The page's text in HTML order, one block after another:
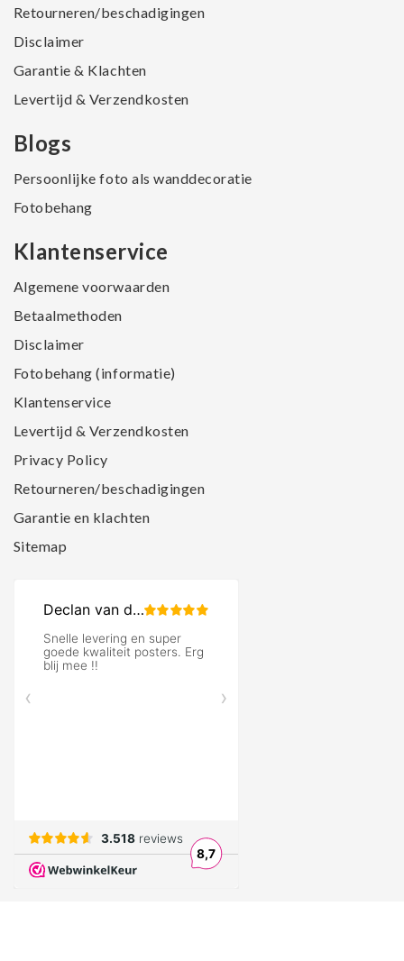
Retourneren/beschadigingen
Disclaimer
Garantie & Klachten
Levertijd & Verzendkosten
Blogs
Persoonlijke foto als wanddecoratie
Fotobehang
Klantenservice
Algemene voorwaarden
Betaalmethoden
Disclaimer
Fotobehang (informatie)
Klantenservice
Levertijd & Verzendkosten
Privacy Policy
Retourneren/beschadigingen
Garantie en klachten
Sitemap